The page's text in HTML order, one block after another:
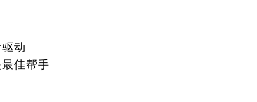
动
佳帮手